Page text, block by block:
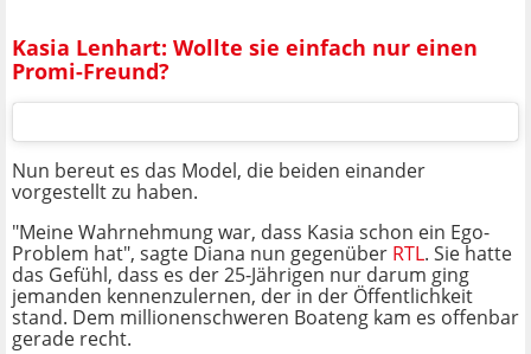
Kasia Lenhart: Wollte sie einfach nur einen
Promi-Freund?
Nun bereut es das Model, die beiden einander
vorgestellt zu haben.
"Meine Wahrnehmung war, dass Kasia schon ein Ego-
Problem hat", sagte Diana nun gegenüber RTL. Sie hatte
das Gefühl, dass es der 25-Jährigen nur darum ging
jemanden kennenzulernen, der in der Öffentlichkeit
stand. Dem millionenschweren Boateng kam es offenbar
gerade recht.